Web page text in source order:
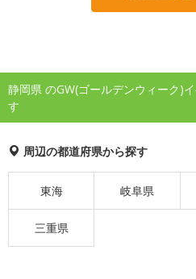
静岡県 のGW(ゴールデンウィーク)
す
周辺の都道府県から探す
東海 岐阜県
三重県